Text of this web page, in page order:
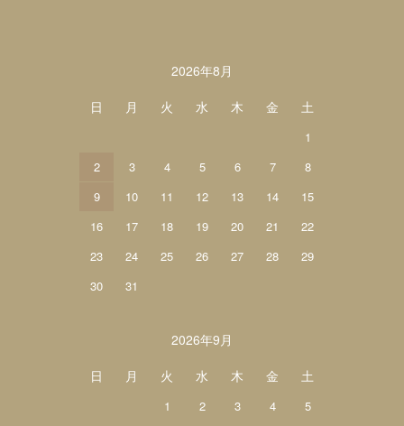
2026年8月
日
月 火 水 木 金 土
1
2
3 4 5 6 7
8
9
10 11 12 13 14
15
16
17 18 19 20 21
22
23
24 25 26 27 28
29
30
31
2026年9月
日
月 火 水 木 金 土
1 2 3 4
5